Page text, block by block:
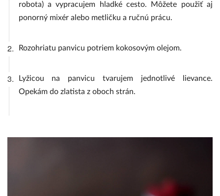
robota) a vypracujem hladké cesto. Môžete použiť aj
ponorný mixér alebo metličku a ručnú prácu.
2. Rozohriatu panvicu potriem kokosovým olejom.
3.
Lyžicou na panvicu tvarujem jednotlivé lievance.
Opekám do zlatista z oboch strán.